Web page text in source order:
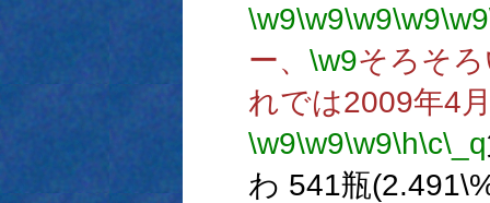
\w9\w9\w9\w9\w9
ー、 \w9そろそ
れでは2009年4
\w9\w9\w9\h\c\_q
わ 541瓶